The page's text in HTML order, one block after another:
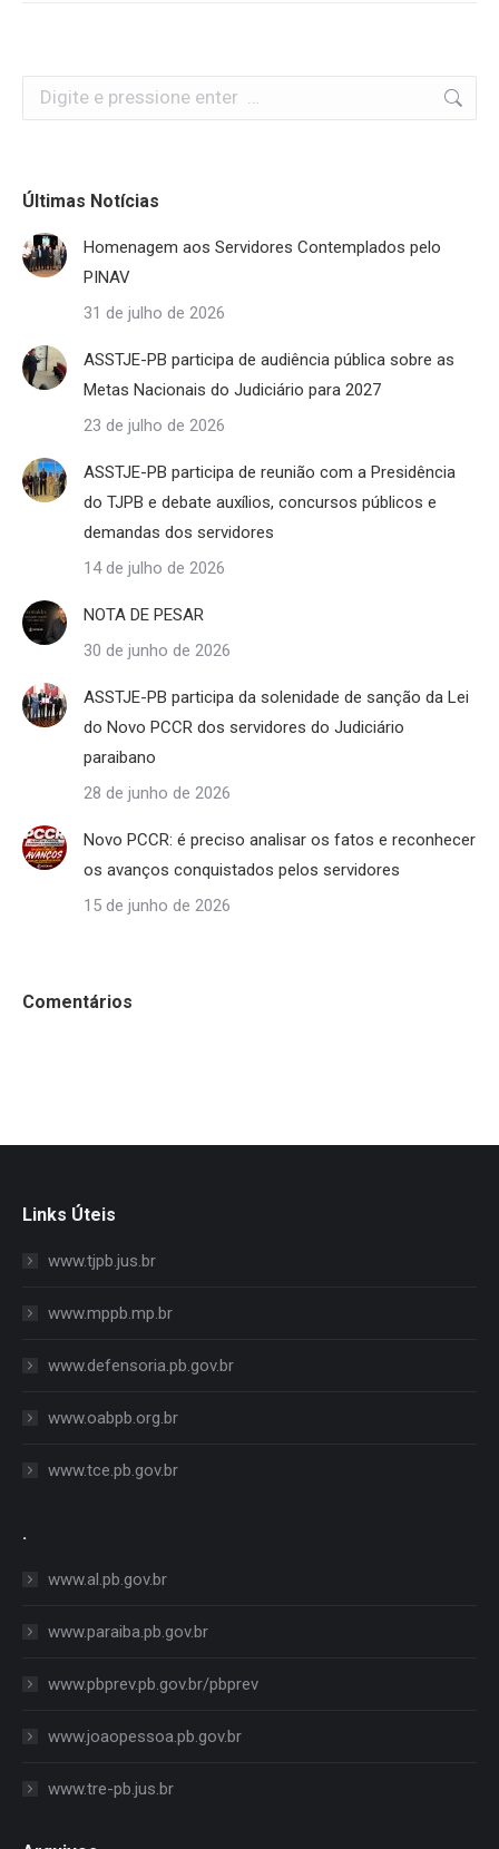
Search:
Últimas Notícias
Homenagem aos Servidores Contemplados pelo
PINAV
31 de julho de 2026
ASSTJE-PB participa de audiência pública sobre as
Metas Nacionais do Judiciário para 2027
23 de julho de 2026
ASSTJE-PB participa de reunião com a Presidência
do TJPB e debate auxílios, concursos públicos e
demandas dos servidores
14 de julho de 2026
NOTA DE PESAR
30 de junho de 2026
ASSTJE-PB participa da solenidade de sanção da Lei
do Novo PCCR dos servidores do Judiciário
paraibano
28 de junho de 2026
Novo PCCR: é preciso analisar os fatos e reconhecer
os avanços conquistados pelos servidores
15 de junho de 2026
Comentários
Links Úteis
www.tjpb.jus.br
www.mppb.mp.br
www.defensoria.pb.gov.br
www.oabpb.org.br
www.tce.pb.gov.br
.
www.al.pb.gov.br
www.paraiba.pb.gov.br
www.pbprev.pb.gov.br/pbprev
www.joaopessoa.pb.gov.br
www.tre-pb.jus.br